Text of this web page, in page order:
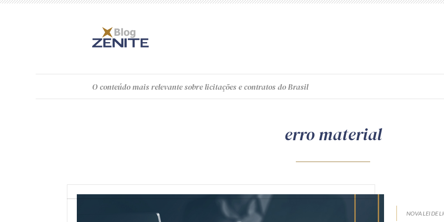
O conteúdomais relevante sobre licitações e contratos do Brasil
erro material
NOVA LEI DE